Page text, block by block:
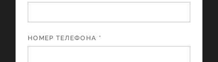
НОМЕР ТЕЛЕФОНА *